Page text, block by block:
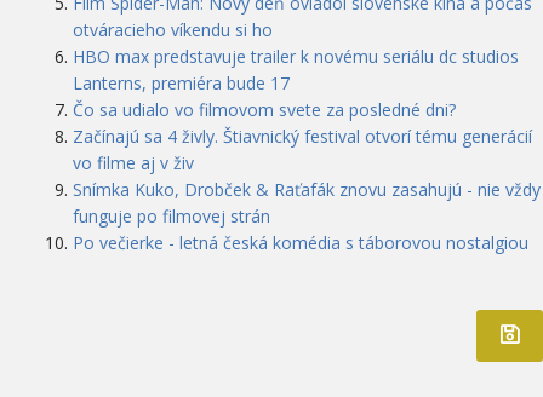
otváracieho víkendu si ho
HBO max predstavuje trailer k novému seriálu dc studios
Lanterns, premiéra bude 17
Čo sa udialo vo filmovom svete za posledné dni?
Začínajú sa 4 živly. Štiavnický festival otvorí tému generácií
vo filme aj v živ
Snímka Kuko, Drobček & Raťafák znovu zasahujú - nie vždy
funguje po filmovej strán
Po večierke - letná česká komédia s táborovou nostalgiou